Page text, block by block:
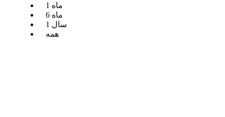
1 ماه
6 ماه
1 سال
همه